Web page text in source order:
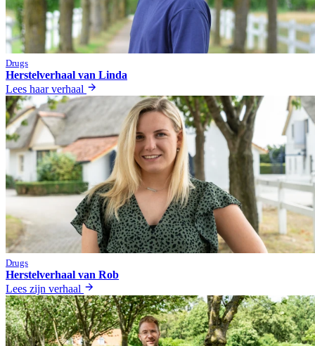
Drugs
Herstelverhaal van Linda
Lees haar verhaal
Drugs
Herstelverhaal van Rob
Lees zijn verhaal